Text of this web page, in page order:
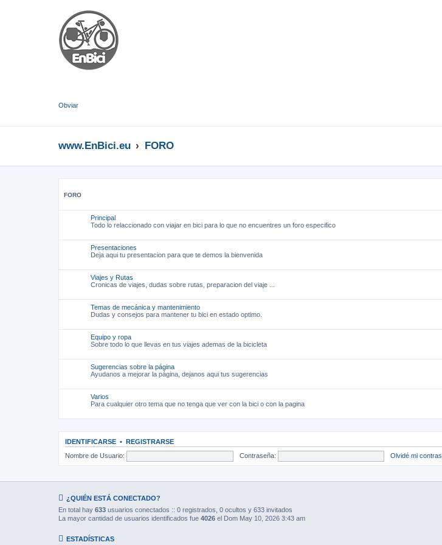
Obviar
www.EnBici.eu FORO
FORO
Principal
Todo lo relaccionado con viajar en bici para lo que no encuentres un foro especifico
Presentaciones
Deja aqui tu presentacion para que te demos la bienvenida
Viajes y Rutas
Cronicas de viajes, dudas sobre rutas, preparacion del viaje ...
Temas de mecánica y mantenimiento
Dudas y consejos para mantener tu bici en estado optimo.
Equipo y ropa
Sobre todo lo que llevas en tus viajes ademas de la bicicleta
Sugerencias sobre la página
Ayudanos a mejorar la página, dejanos aqui tus sugerencias
Varios
Para cualquier otro tema que no tenga que ver con la bici o con la pagina
IDENTIFICARSE • REGISTRARSE
Nombre de Usuario:
Contraseña: Olvidé mi
¿QUIÉN ESTÁ CONECTADO?
En total hay 633 usuarios conectados :: 0 registrados, 0 ocultos y 633 invitados
La mayor cantidad de usuarios identificados fue 4026 el Dom May 10, 2026 3:43 am
ESTADÍSTICAS